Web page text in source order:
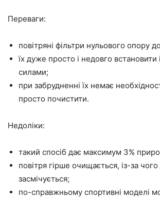
Переваги:
повітряні фільтри нульового опору
їх дуже просто і недовго встановити
силами;
при забрудненні їх немає
просто почистити.
Недоліки:
такий спосіб дає максимум 3%
повітря гірше очищається, із-за
засмічується;
по-справжньому спортивні моделі